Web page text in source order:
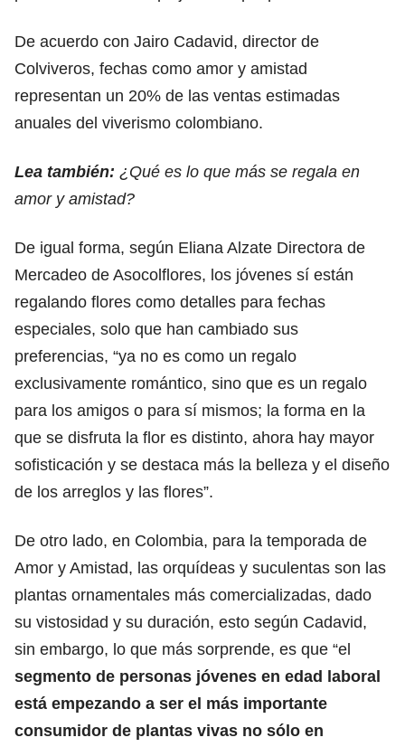
De acuerdo con Jairo Cadavid, director de
Colviveros, fechas como amor y amistad
representan un 20% de las ventas estimadas
anuales del viverismo colombiano.
Lea también: ¿Qué es lo que más se regala en
amor y amistad?
De igual forma, según Eliana Alzate Directora de
Mercadeo de Asocolflores, los jóvenes sí están
regalando flores como detalles para fechas
especiales, solo que han cambiado sus
preferencias, “ya no es como un regalo
exclusivamente romántico, sino que es un regalo
para los amigos o para sí mismos; la forma en la
que se disfruta la flor es distinto, ahora hay mayor
sofisticación y se destaca más la belleza y el diseño
de los arreglos y las flores”.
De otro lado, en Colombia, para la temporada de
Amor y Amistad, las orquídeas y suculentas son las
plantas ornamentales más comercializadas, dado
su vistosidad y su duración, esto según Cadavid,
sin embargo, lo que más sorprende, es que “el
segmento de personas jóvenes en edad laboral
está empezando a ser el más importante
consumidor de plantas vivas no sólo en